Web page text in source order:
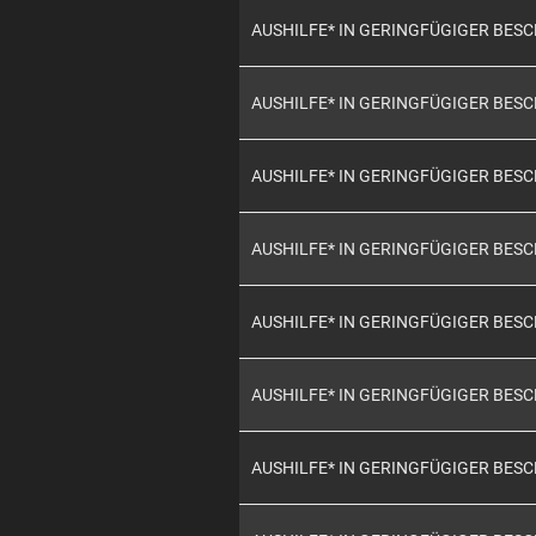
AUSHILFE* IN GERINGFÜGIGER
AUSHILFE* IN GERINGFÜGIGER
AUSHILFE* IN GERINGFÜGIGER
AUSHILFE* IN GERINGFÜGIGER
AUSHILFE* IN GERINGFÜGIGER
AUSHILFE* IN GERINGFÜGIGER
AUSHILFE* IN GERINGFÜGIGER